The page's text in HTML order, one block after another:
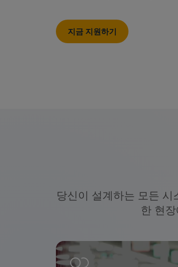
지금 지원하기
당신이 설계하는 모든
한 현